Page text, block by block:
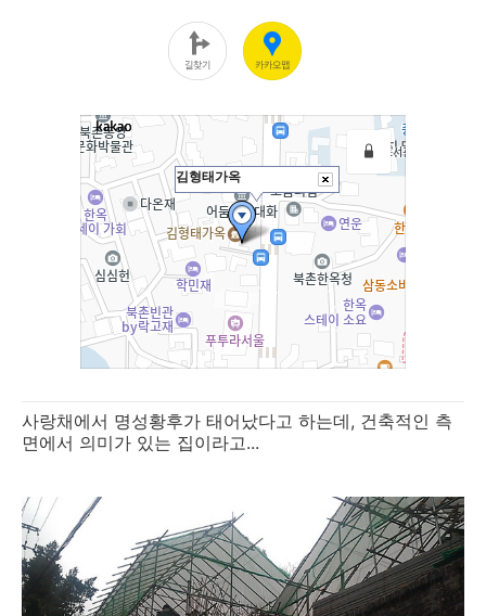
사랑채에서 명성황후가 태어났다고 하는데, 건축적인 측
면에서 의미가 있는 집이라고...